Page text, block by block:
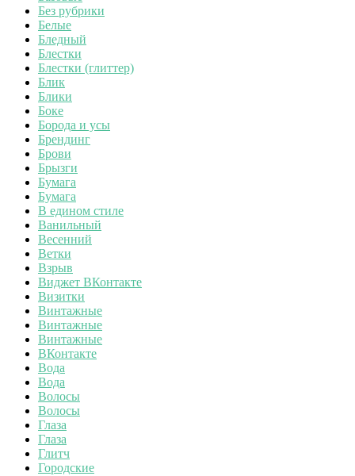
Без рубрики
Белые
Бледный
Блестки
Блестки (глиттер)
Блик
Блики
Боке
Борода и усы
Брендинг
Брови
Брызги
Бумага
Бумага
В едином стиле
Ванильный
Весенний
Ветки
Взрыв
Виджет ВКонтакте
Визитки
Винтажные
Винтажные
Винтажные
ВКонтакте
Вода
Вода
Волосы
Волосы
Глаза
Глаза
Глитч
Городские